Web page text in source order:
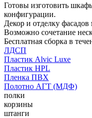
Готовы изготовить
конфигурации.
Декор и отделку
Возможно сочетание
Бесплатная сборка в
ЛДСП
Пластик Alvic Luxe
Пластик HPL
Пленка ПВХ
Полотно АГТ (МДФ)
полки
корзины
штанги